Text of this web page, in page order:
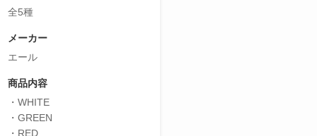
全5種
メーカー
エール
商品内容
・WHITE
・GREEN
・RED